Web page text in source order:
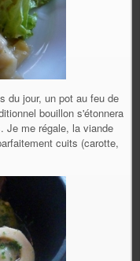
du jour, un pot au feu de
bouillon s'étonnera
Je me régale, la viande
cuits (carotte,